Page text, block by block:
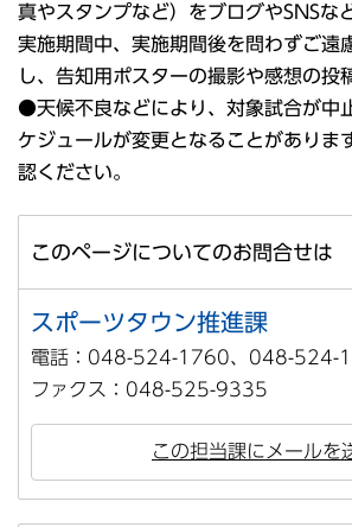
真やスタンプなど）をブログやSNSな
実施期間中、実施期間後を問わずご遠
し、告知用ポスターの撮影や感想の投
●天候不良などにより、対象試合が中
ケジュールが変更となることがありま
認ください。
このページについてのお問合せは
スポーツタウン推進課
電話：048-524-1760、048-524-
ファクス：048-525-9335
この担当課にメールを